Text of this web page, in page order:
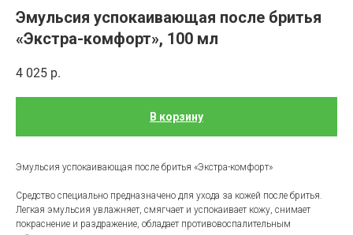
Эмульсия успокаивающая после бритья
«Экстра-комфорт», 100 мл
4 025 р.
В корзину
Эмульсия успокаивающая после бритья «Экстра-комфорт»
Средство специально предназначено для ухода за кожей после бритья.
Легкая эмульсия увлажняет, смягчает и успокаивает кожу, снимает
покраснение и раздражение, обладает противовоспалительным